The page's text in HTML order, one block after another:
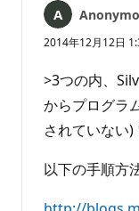
あ
り
せ
2014年12月12日
>3つの内、
からプログラ
されていない
以下の手順方